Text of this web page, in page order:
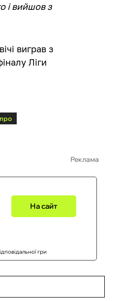
і вийшов з
виграв з
Ліги
Реклама
На сайт
гри